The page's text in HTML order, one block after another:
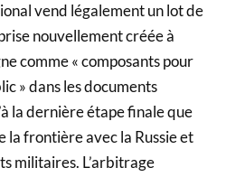
vend légalement un lot de
nouvellement créée à
comme « composants pour
» dans les documents
la dernière étape finale que
la frontière avec la Russie et
militaires. L’arbitrage